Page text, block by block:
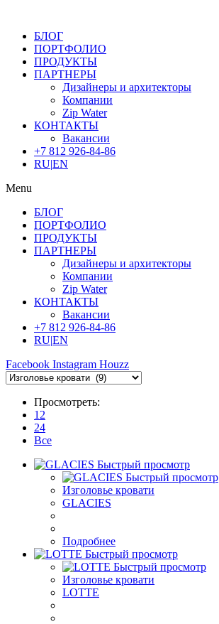
БЛОГ
ПОРТФОЛИО
ПРОДУКТЫ
ПАРТНЕРЫ
Дизайнеры и архитекторы
Компании
Zip Water
КОНТАКТЫ
Вакансии
+7 812 926-84-86
RU|EN
Menu
БЛОГ
ПОРТФОЛИО
ПРОДУКТЫ
ПАРТНЕРЫ
Дизайнеры и архитекторы
Компании
Zip Water
КОНТАКТЫ
Вакансии
+7 812 926-84-86
RU|EN
Facebook Instagram Houzz
Просмотреть:
12
24
Все
Быстрый просмотр
Быстрый просмотр
Изголовье кровати
GLACIES
Подробнее
Быстрый просмотр
Быстрый просмотр
Изголовье кровати
LOTTE